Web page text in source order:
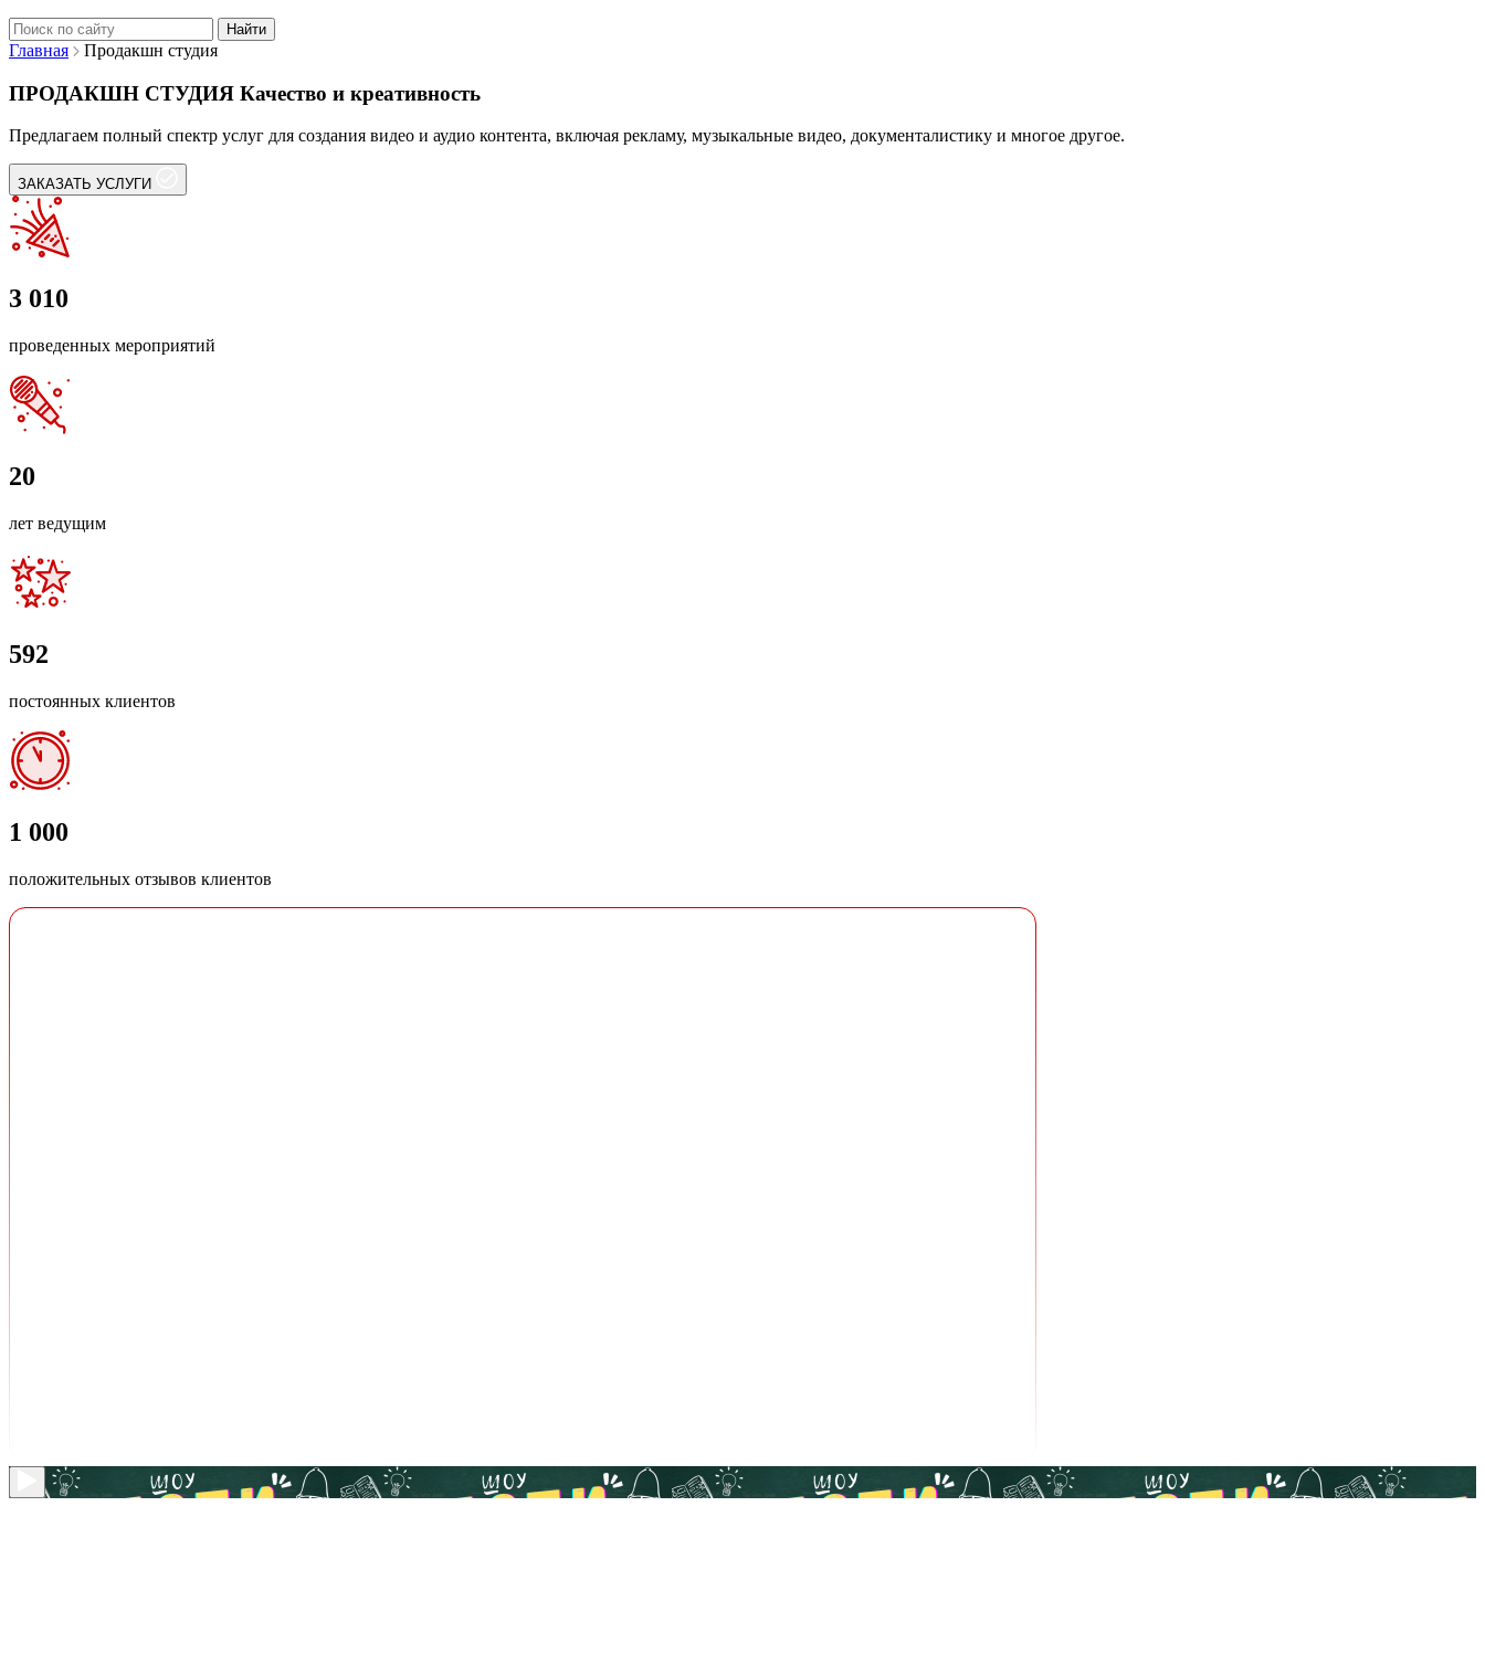
Найти:
Главная
Продакшн студия
ПРОДАКШН СТУДИЯ Качество и креативность
Предлагаем полный спектр услуг для создания видео и аудио контента, включая рекламу, музыкальные видео, документалистику и многое другое.
ЗАКАЗАТЬ УСЛУГИ
3 010
проведенных мероприятий
20
лет ведущим
592
постоянных клиентов
1 000
положительных отзывов клиентов